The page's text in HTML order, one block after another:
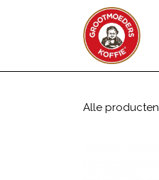
Overslaan naar inhoud
Alle producten